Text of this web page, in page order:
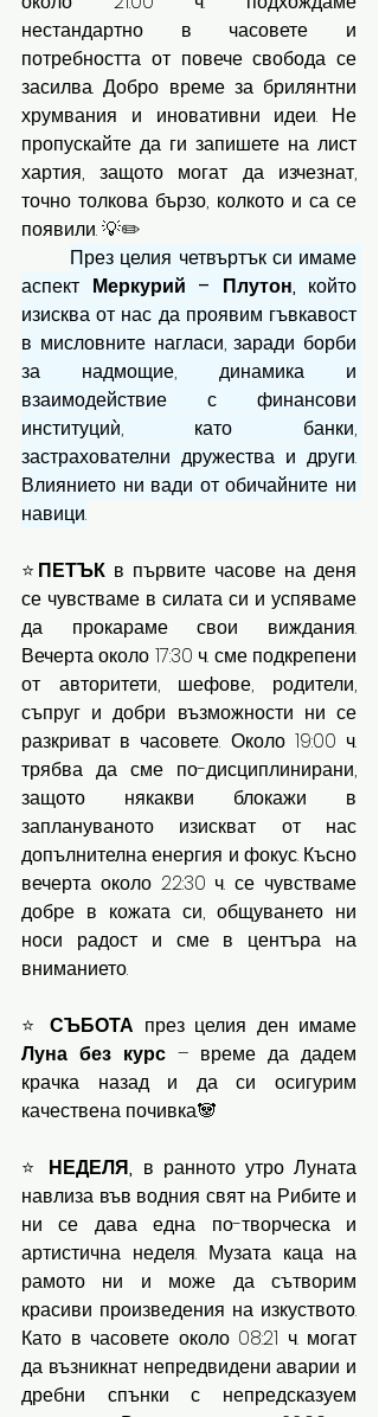
нестандартно в часовете и
потребността от повече свобода се
засилва. Добро време за брилянтни
хрумвания и иновативни идеи. Не
пропускайте да ги запишете на лист
хартия, защото могат да изчезнат,
точно толкова бързо, колкото и са се
появили. 💡✏️
През целия четвъртък си имаме
аспект Меркурий – Плутон, който
изисква от нас да проявим гъвкавост
в мисловните нагласи, заради борби
за надмощие, динамика и
взаимодействие с финансови
институциѝ, като банки,
застрахователни дружества и други.
Влиянието ни вади от обичайните ни
навици.
⭐ ПЕТЪК в първите часове на деня
се чувстваме в силата си и успяваме
да прокараме свои виждания.
Вечерта около 17:30 ч. сме подкрепени
от авторитети, шефове, родители,
съпруг и добри възможности ни се
разкриват в часовете. Около 19:00 ч.
трябва да сме по-дисциплинирани,
защото някакви блокажи в
заплануваното изискват от нас
допълнителна енергия и фокус. Късно
вечерта около 22:30 ч. се чувстваме
добре в кожата си, общуването ни
носи радост и сме в центъра на
вниманието.
⭐ СЪБОТА през целия ден имаме
Луна без курс – време да дадем
крачка назад и да си осигурим
качествена почивка.🐼
⭐ НЕДЕЛЯ, в ранното утро Луната
навлиза във водния свят на Рибите и
ни се дава една по-творческа и
артистична неделя. Музата каца на
рамото ни и може да сътворим
красиви произведения на изкуството.
Като в часовете около 08:21 ч. могат
да възникнат непредвидени аварии и
дребни спънки с непредсказуем